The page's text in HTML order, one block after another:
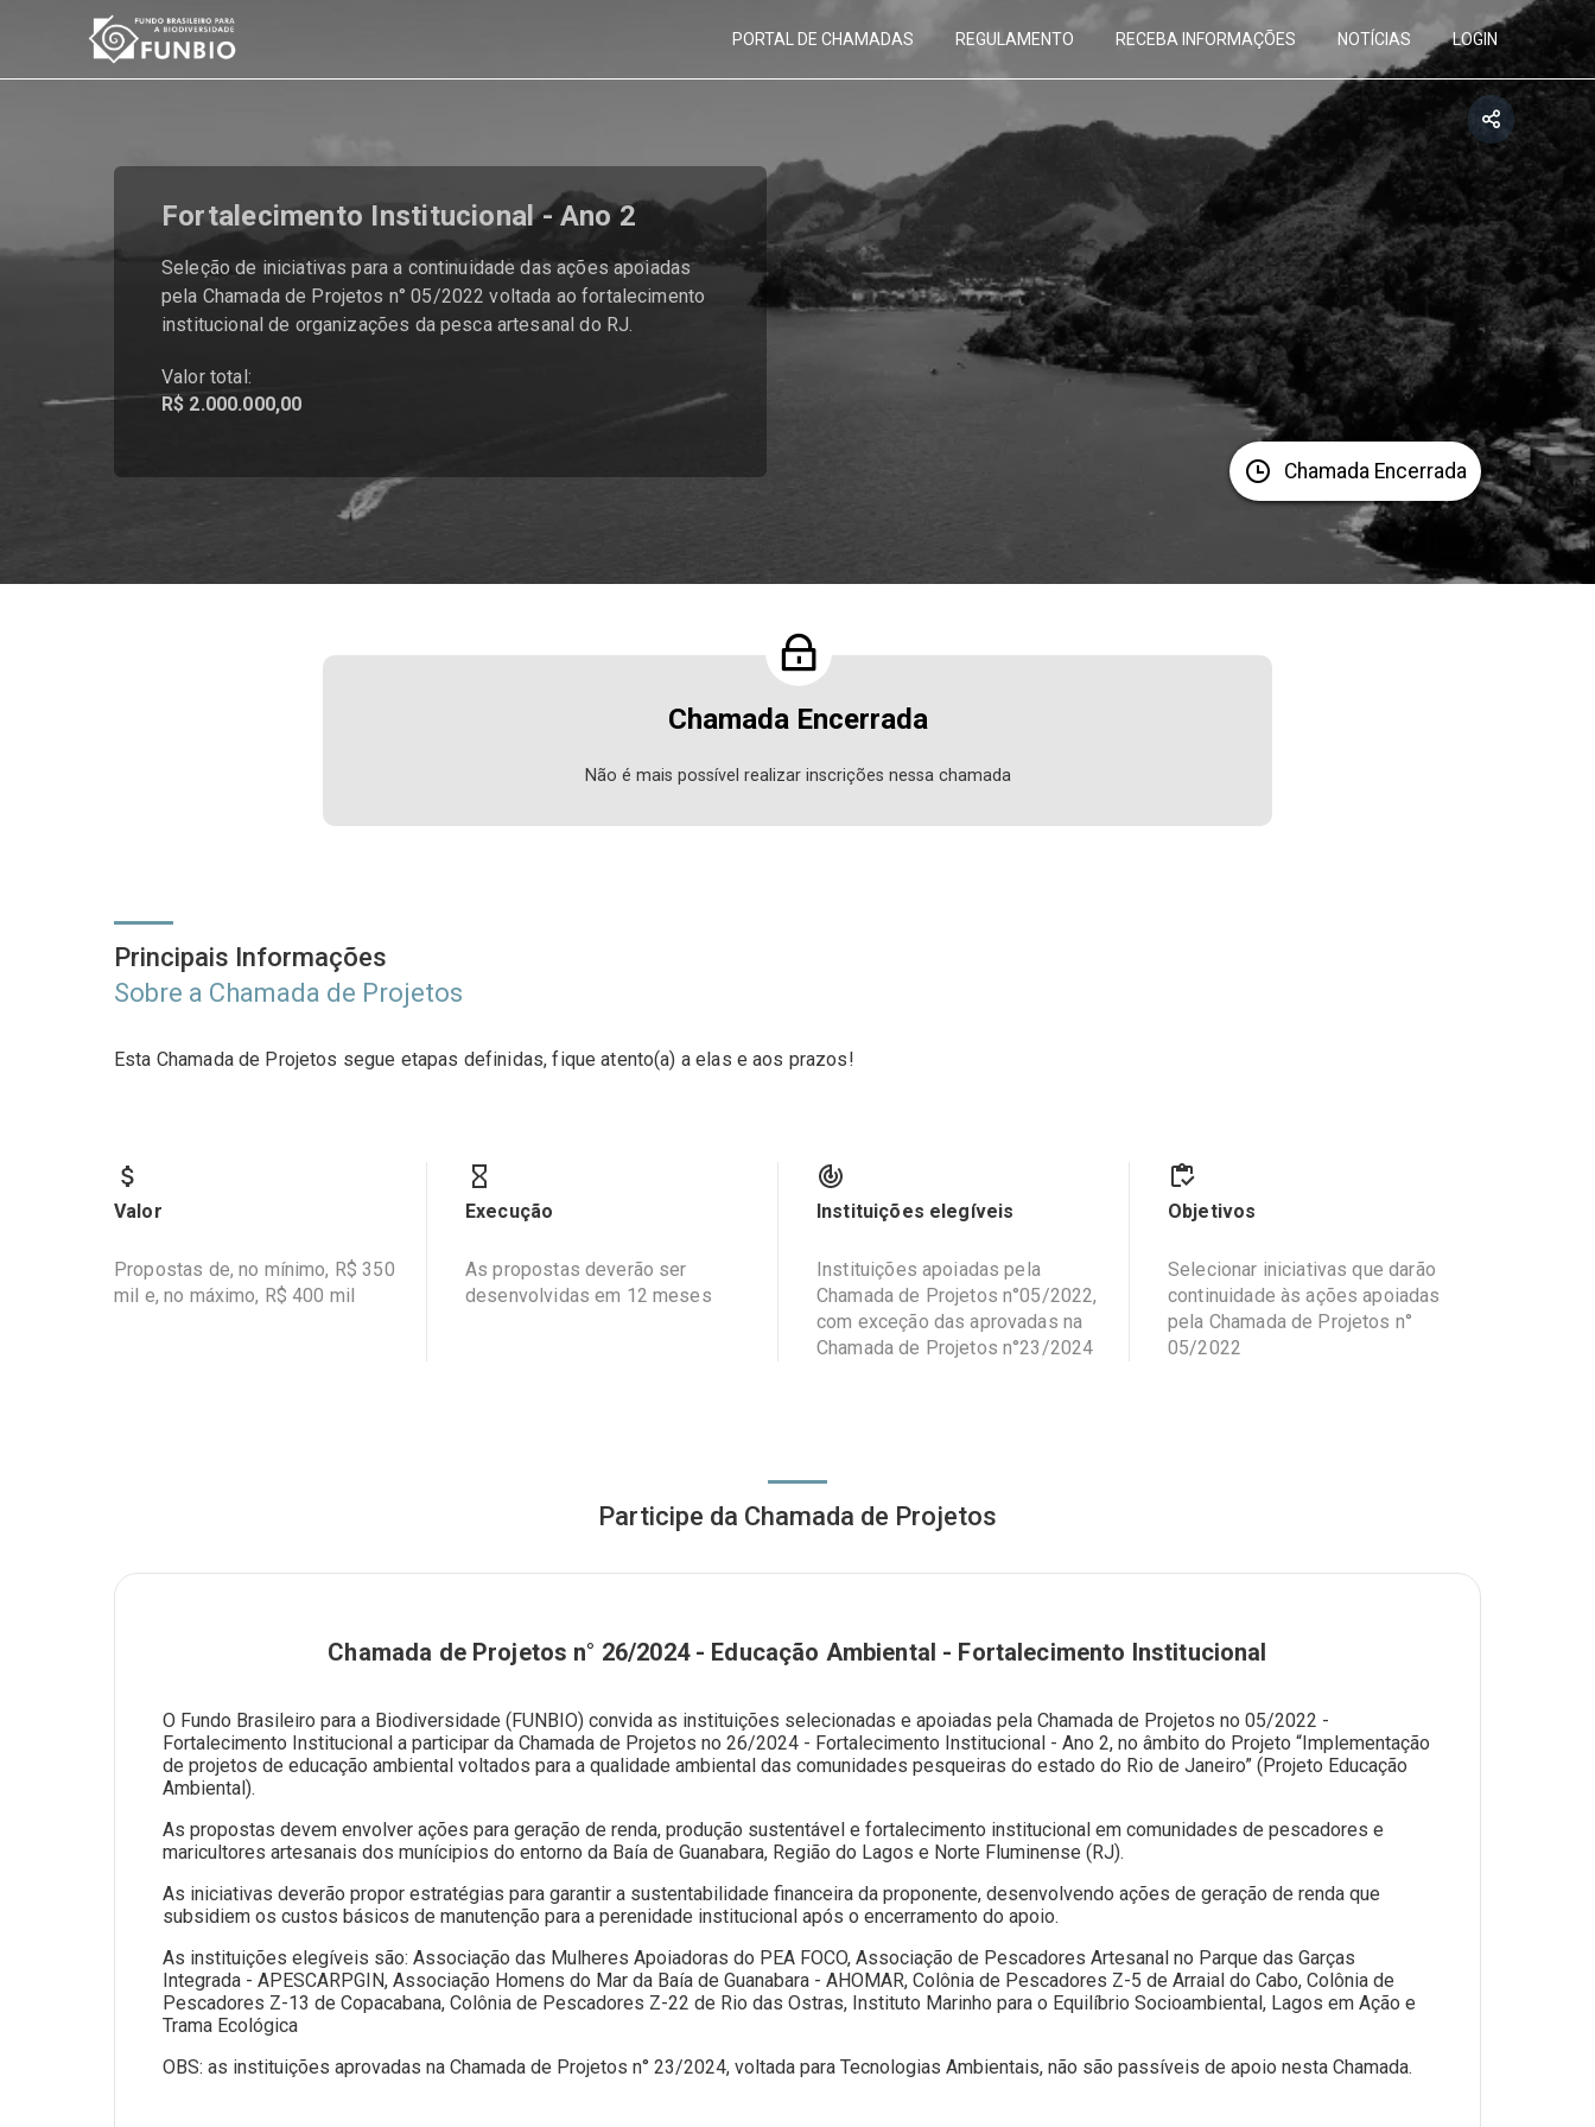
PORTAL DE CHAMADAS REGULAMENTO RECEBA INFORMAÇÕES NOTÍCIAS LOGIN
Fortalecimento Institucional - Ano 2
Seleção de iniciativas para a continuidade das ações apoiadas
pela Chamada de Projetos n° 05/2022 voltada ao fortalecimento
institucional de organizações da pesca artesanal do RJ.
Valor total:
R$ 2.000.000,00
Chamada Encerrada
Chamada Encerrada
Não é mais possível realizar inscrições nessa chamada
Principais Informações
Sobre a Chamada de Projetos
Esta Chamada de Projetos segue etapas definidas, fique atento(a) a elas e aos prazos!
Valor
Propostas de, no mínimo, R$ 350
mil e, no máximo, R$ 400 mil
Execução
As propostas deverão ser
desenvolvidas em 12 meses
Instituições elegíveis
Instituições apoiadas pela
Chamada de Projetos n°05/2022,
com exceção das aprovadas na
Chamada de Projetos n°23/2024
Objetivos
Selecionar iniciativas que darão
continuidade às ações apoiadas
pela Chamada de Projetos n°
05/2022
Participe da Chamada de Projetos
Chamada de Projetos n° 26/2024 - Educação Ambiental - Fortalecimento Institucional
O Fundo Brasileiro para a Biodiversidade (FUNBIO) convida as instituições selecionadas e apoiadas pela Chamada de Projetos no 05/2022 -
Fortalecimento Institucional a participar da Chamada de Projetos no 26/2024 - Fortalecimento Institucional - Ano 2, no âmbito do Projeto “Implementação
de projetos de educação ambiental voltados para a qualidade ambiental das comunidades pesqueiras do estado do Rio de Janeiro” (Projeto Educação
Ambiental).
As propostas devem envolver ações para geração de renda, produção sustentável e fortalecimento institucional em comunidades de pescadores e
maricultores artesanais dos munícipios do entorno da Baía de Guanabara, Região do Lagos e Norte Fluminense (RJ).
As iniciativas deverão propor estratégias para garantir a sustentabilidade financeira da proponente, desenvolvendo ações de geração de renda que
subsidiem os custos básicos de manutenção para a perenidade institucional após o encerramento do apoio.
As instituições elegíveis são: Associação das Mulheres Apoiadoras do PEA FOCO, Associação de Pescadores Artesanal no Parque das Garças
Integrada - APESCARPGIN, Associação Homens do Mar da Baía de Guanabara - AHOMAR, Colônia de Pescadores Z-5 de Arraial do Cabo, Colônia de
Pescadores Z-13 de Copacabana, Colônia de Pescadores Z-22 de Rio das Ostras, Instituto Marinho para o Equilíbrio Socioambiental, Lagos em Ação e
Trama Ecológica
OBS: as instituições aprovadas na Chamada de Projetos n° 23/2024, voltada para Tecnologias Ambientais, não são passíveis de apoio nesta Chamada.